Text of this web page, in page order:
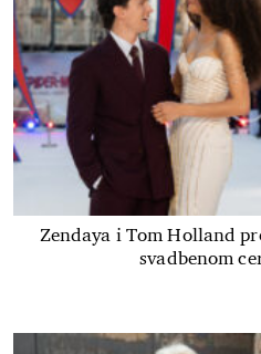
Zendaya i Tom Holland
svadbenom